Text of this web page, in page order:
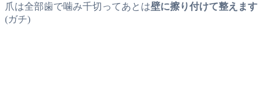
爪は全部歯で噛み千切ってあとは壁に擦り付けて整えます
(ガチ)